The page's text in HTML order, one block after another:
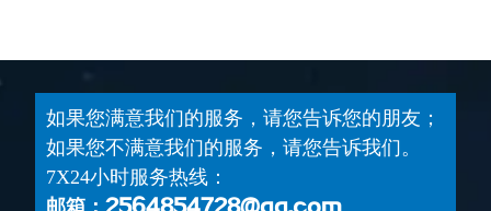
如果您满意我们的服务，请您告诉您的朋友；
如果您不满意我们的服务，请您告诉我们。
7X24小时服务热线：